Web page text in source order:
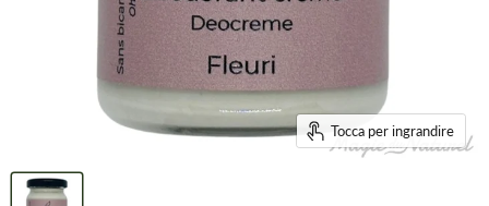
Tocca per ingrandire